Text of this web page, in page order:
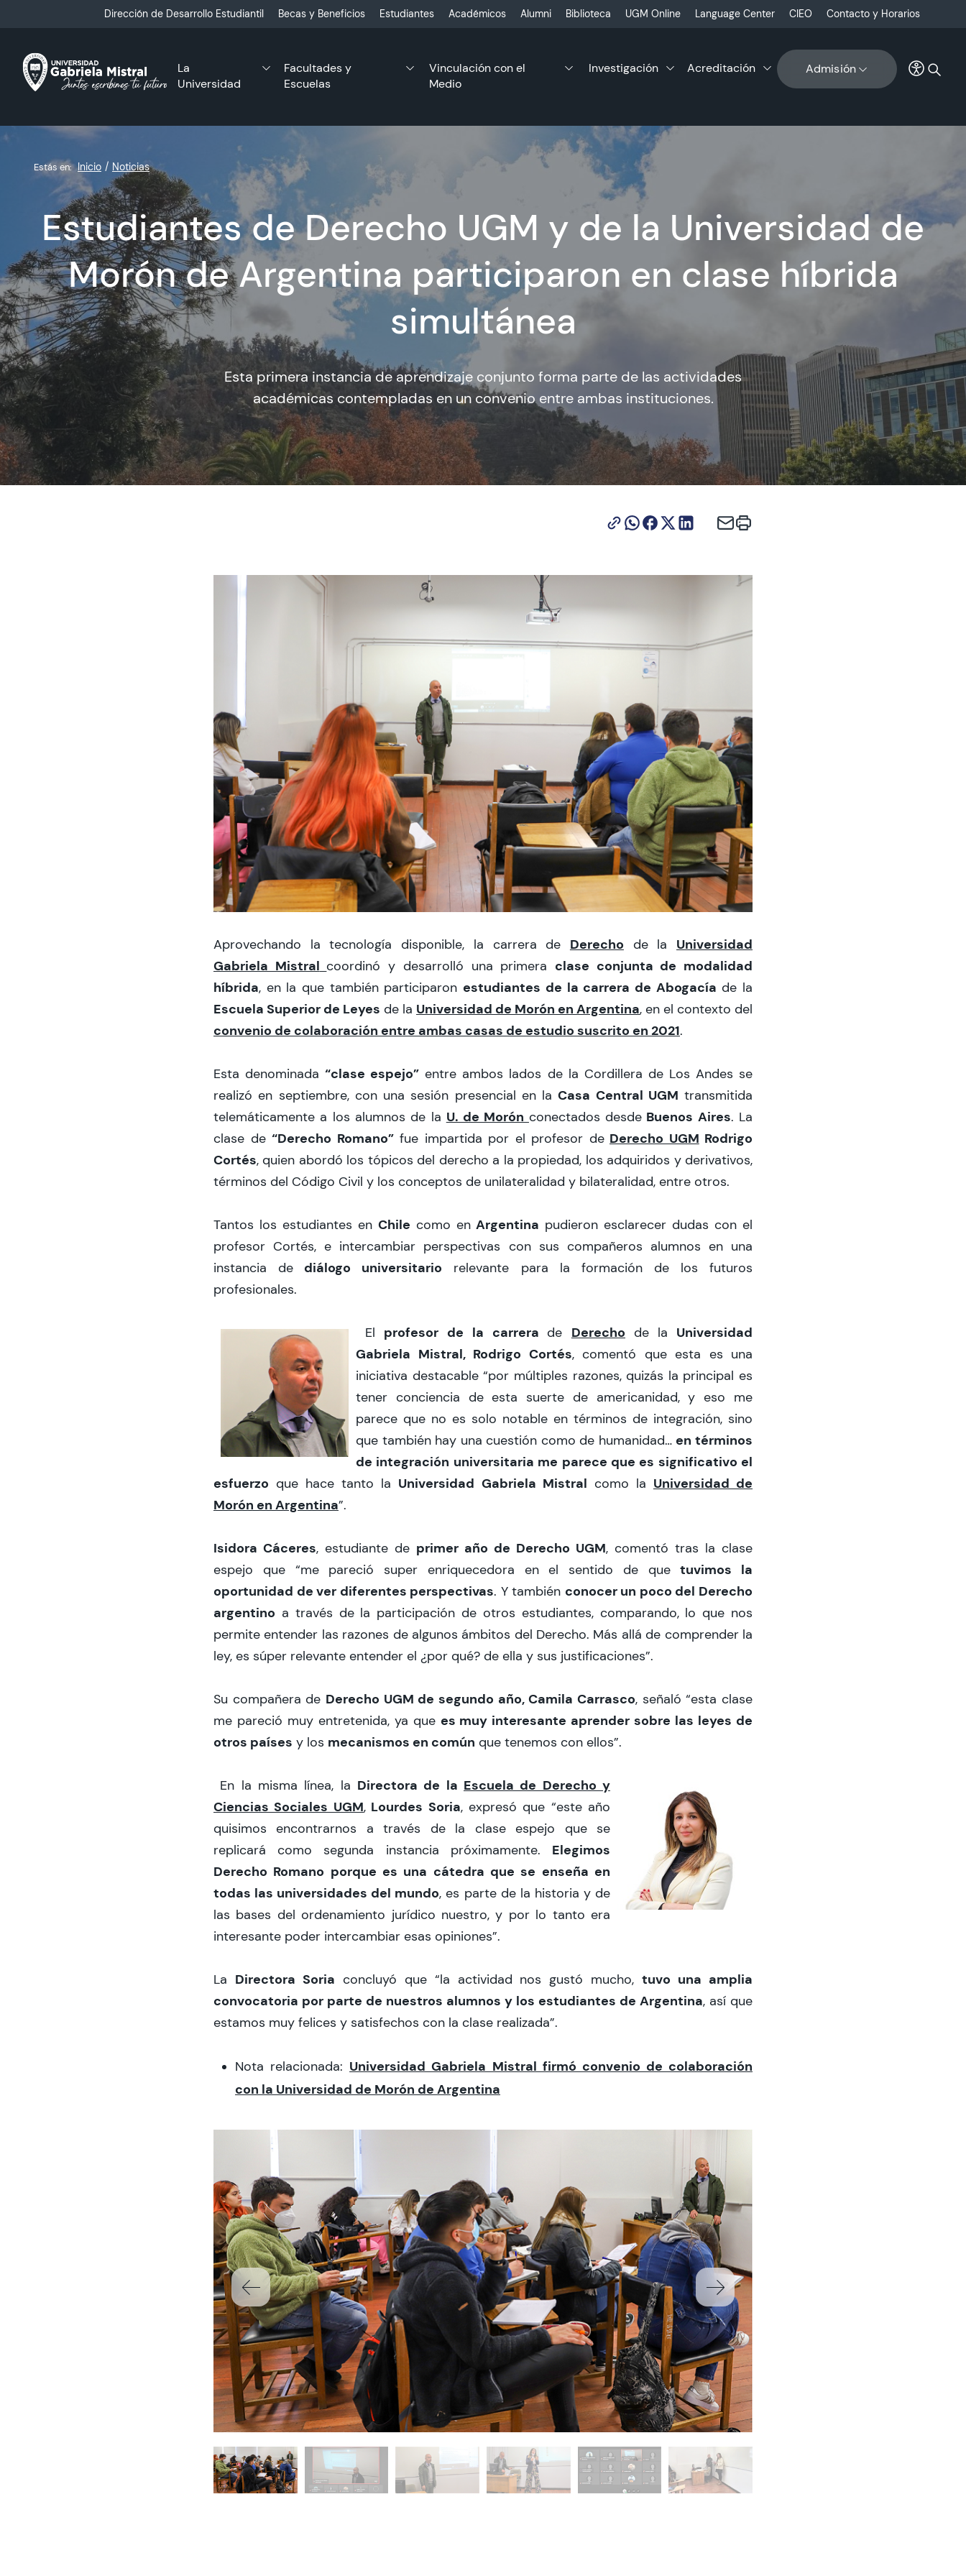
Dirección de Desarrollo Estudiantil Becas y Beneficios Estudiantes Académicos Alumni Biblioteca UGM Online Language Center CIEO Contacto y Horarios
La
Universidad
Facultades y
Escuelas
Vinculación con el
Medio
Investigación Acreditación Admisión
Estás en: Inicio Noticias
Estudiantes de Derecho UGM y de la Universidad de
Morón de Argentina participaron en clase híbrida
simultánea
Esta primera instancia de aprendizaje conjunto forma parte de las actividades
académicas contempladas en un convenio entre ambas instituciones.
Aprovechando la tecnología disponible, la carrera de Derecho de la Universidad
Gabriela Mistral coordinó y desarrolló una primera clase conjunta de modalidad
híbrida, en la que también participaron estudiantes de la carrera de Abogacía de la
Escuela Superior de Leyes de la Universidad de Morón en Argentina, en el contexto del
convenio de colaboración entre ambas casas de estudio suscrito en 2021.
Esta denominada“clase espejo” entre ambos lados de la Cordillera de Los Andes se
realizó en septiembre, con una sesión presencial en laCasa Central UGM transmitida
telemáticamente a los alumnos de la U. de Morón conectados desde Buenos Aires. La
clase de “Derecho Romano”fue impartida por el profesor de Derecho UGM Rodrigo
Cortés, quien abordó los tópicos del derecho a la propiedad, los adquiridos y derivativos,
términos del Código Civil y los conceptos de unilateralidad y bilateralidad, entre otros.
Tantos los estudiantes en Chile como enArgentina pudieron esclarecer dudas con el
profesor Cortés, e intercambiar perspectivas con sus compañeros alumnos en una
instancia de diálogo universitario relevante para la formación de los futuros
profesionales.
El profesor de la carrera de Derecho de la Universidad
Gabriela Mistral, Rodrigo Cortés, comentó que esta es una
iniciativa destacable “por múltiples razones, quizás la principal es
tener conciencia de esta suerte de americanidad, y eso me
parece que no es solo notable en términos de integración, sino
que también hay una cuestión como de humanidad… en términos
de integración universitaria me parece que es significativo el
esfuerzo que hace tanto la Universidad Gabriela Mistral como la Universidad de
Morón en Argentina”.
Isidora Cáceres, estudiante de primer año de Derecho UGM, comentó tras la clase
espejo que “me pareció super enriquecedora en el sentido de quetuvimos la
oportunidad de ver diferentes perspectivas. Y también conocer un poco del Derecho
argentino a través de la participación de otros estudiantes, comparando, lo que nos
permite entender las razones de algunos ámbitos del Derecho. Más allá de comprender la
ley, es súper relevante entender el ¿por qué? de ella y sus justificaciones”.
Su compañera de Derecho UGM de segundo año, Camila Carrasco, señaló “esta clase
me pareció muy entretenida, ya que es muy interesante aprender sobre las leyes de
otros países y los mecanismos en común que tenemos con ellos”.
En la misma línea, la Directora de la Escuela de Derecho y
Ciencias Sociales UGM,Lourdes Soria, expresó que “este año
quisimos encontrarnos a través de la clase espejo que se
replicará como segunda instancia próximamente. Elegimos
Derecho Romano porque es una cátedra que se enseña en
todas las universidades del mundo, es parte de la historia y de
las bases del ordenamiento jurídico nuestro, y por lo tanto era
interesante poder intercambiar esas opiniones”.
La Directora Soria concluyó que “la actividad nos gustó mucho,tuvo una amplia
convocatoria por parte de nuestros alumnos y los estudiantes de Argentina, así que
estamos muy felices y satisfechos con la clase realizada”.
Nota relacionada: Universidad Gabriela Mistral firmó convenio de colaboración
con la Universidad de Morón de Argentina